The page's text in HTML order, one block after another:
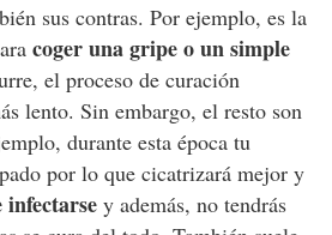
sus contras. Por ejemplo, es la
coger una gripe o un simple
el proceso de curación
lento. Sin embargo, el resto son
durante esta época tu
por lo que cicatrizará mejor y
infectarsey además, no tendrás